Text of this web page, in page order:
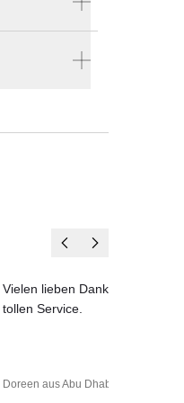
Vielen lieben Dank für das
tollen Service.
Doreen aus Abu Dhabi